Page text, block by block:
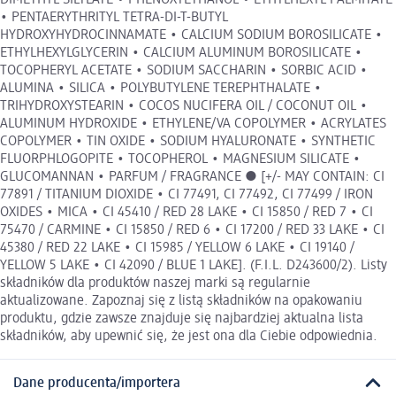
• PENTAERYTHRITYL TETRA-DI-T-BUTYL
HYDROXYHYDROCINNAMATE • CALCIUM SODIUM BOROSILICATE •
ETHYLHEXYLGLYCERIN • CALCIUM ALUMINUM BOROSILICATE •
TOCOPHERYL ACETATE • SODIUM SACCHARIN • SORBIC ACID •
ALUMINA • SILICA • POLYBUTYLENE TEREPHTHALATE •
TRIHYDROXYSTEARIN • COCOS NUCIFERA OIL / COCONUT OIL •
ALUMINUM HYDROXIDE • ETHYLENE/VA COPOLYMER • ACRYLATES
COPOLYMER • TIN OXIDE • SODIUM HYALURONATE • SYNTHETIC
FLUORPHLOGOPITE • TOCOPHEROL • MAGNESIUM SILICATE •
GLUCOMANNAN • PARFUM / FRAGRANCE ● [+/- MAY CONTAIN: CI
77891 / TITANIUM DIOXIDE • CI 77491, CI 77492, CI 77499 / IRON
OXIDES • MICA • CI 45410 / RED 28 LAKE • CI 15850 / RED 7 • CI
75470 / CARMINE • CI 15850 / RED 6 • CI 17200 / RED 33 LAKE • CI
45380 / RED 22 LAKE • CI 15985 / YELLOW 6 LAKE • CI 19140 /
YELLOW 5 LAKE • CI 42090 / BLUE 1 LAKE]. (F.I.L. D243600/2). Listy
składników dla produktów naszej marki są regularnie
aktualizowane. Zapoznaj się z listą składników na opakowaniu
produktu, gdzie zawsze znajduje się najbardziej aktualna lista
składników, aby upewnić się, że jest ona dla Ciebie odpowiednia.
Dane producenta/importera